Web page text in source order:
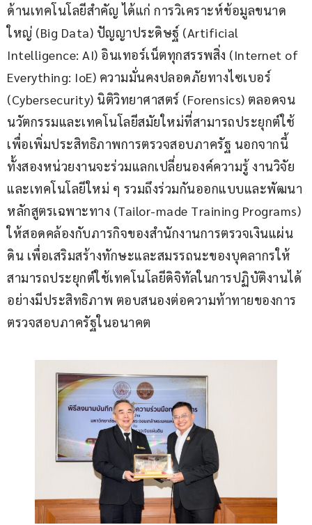
ด้านเทคโนโลยีสำคัญ ได้แก่ การวิเคราะห์ข้อมูลขนาด
ใหญ่ (Big Data) ปัญญาประดิษฐ์ (Artificial
Intelligence: AI) อินเทอร์เน็ตทุกสรรพสิ่ง (Internet of
Everything: IoE) ความมั่นคงปลอดภัยทางไซเบอร์
(Cybersecurity) นิติวิทยาศาสตร์ (Forensics) ตลอดจน
นวัตกรรมและเทคโนโลยีสมัยใหม่ที่สามารถประยุกต์ใช้
เพื่อเพิ่มประสิทธิภาพการตรวจสอบภาครัฐ นอกจากนี้
ทั้งสองหน่วยงานจะร่วมแลกเปลี่ยนองค์ความรู้ งานวิจัย
และเทคโนโลยีใหม่ ๆ รวมถึงร่วมกันออกแบบและพัฒนา
หลักสูตรเฉพาะทาง (Tailor-made Training Programs)
ให้สอดคล้องกับภารกิจของสำนักงานการตรวจเงินแผ่น
ดิน เพื่อเสริมสร้างทักษะและสมรรถนะของบุคลากรให้
สามารถประยุกต์ใช้เทคโนโลยีดิจิทัลในการปฏิบัติงานได้
อย่างมีประสิทธิภาพ ตอบสนองต่อความท้าทายของการ
ตรวจสอบภาครัฐในอนาคต